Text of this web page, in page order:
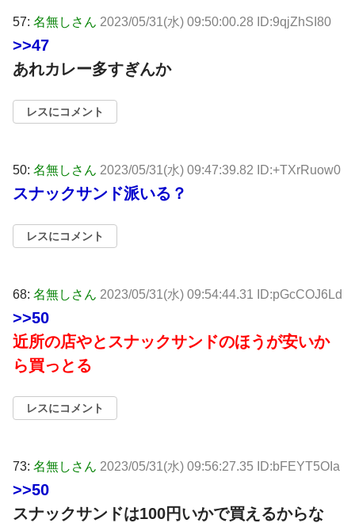
57: 名無しさん 2023/05/31(水) 09:50:00.28 ID:9qjZhSI80
>>47
あれカレー多すぎんか
レスにコメント
50: 名無しさん 2023/05/31(水) 09:47:39.82 ID:+TXrRuow0
スナックサンド派いる？
レスにコメント
68: 名無しさん 2023/05/31(水) 09:54:44.31 ID:pGcCOJ6Ld
>>50
近所の店やとスナックサンドのほうが安いか
ら買っとる
レスにコメント
73: 名無しさん 2023/05/31(水) 09:56:27.35 ID:bFEYT5OIa
>>50
スナックサンドは100円いかで買えるからな